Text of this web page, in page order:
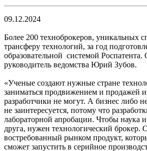
09.12.2024
Более 200 техноброкеров, уникальных
трансферу технологий, за год
образовательной системой Роспатента.
руководитель ведомства Юрий Зубов.
«Ученые создают нужные стране
заниматься продвижением и продажей
разработчики не могут. А бизнес либо
не заинтересуется, потому что
лабораторной апробации. Чтобы наука
друга, нужен технологический брокер.
востребованный рынком продукт,
сможет запустить в серийное